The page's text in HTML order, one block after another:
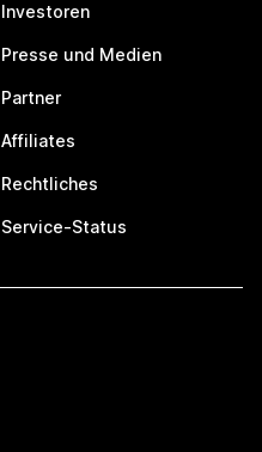
Investoren
Presse und Medien
Partner
Affiliates
Rechtliches
Service-Status